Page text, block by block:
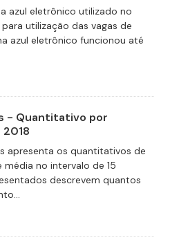
azul eletrônico utilizado no
utilização das vagas de
azul eletrônico funcionou até
- Quantitativo por
apresenta os quantitativos de
no intervalo de 15
descrevem quantos